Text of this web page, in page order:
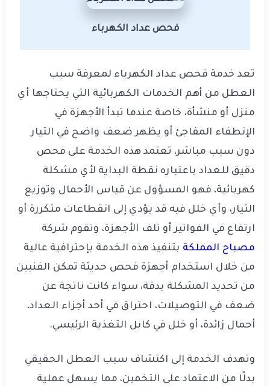
فحص عداد الكهرباء
تعد خدمة فحص عداد الكهرباء لمعرفة سبب
العطل من أهم الخدمات الكهربائية التي يحتاجها أي
منزل أو منشأة، خاصة عندما تبدأ الأجهزة في
الإنطفاء المفاجئ أو يظهر ضعف واضح في التيار
دون سبب مباشر، تعتمد هذه الخدمة على فحص
دقيق للعداد باعتباره نقطة البداية لأي مشكلة
كهربائية، فهو المسؤول عن قياس الأحمال وتوزيع
التيار، وأي خلل فيه قد يؤدي إلى انقطاعات متكررة أو
ارتفاع في الفواتير أو تلف الأجهزة، وتقوم شركة
مصباح المملكة بتنفيذ هذه الخدمة بإحترافية عالية
من خلال استخدام أجهزة فحص حديثة تمكن الفنيين
من تحديد المشكلة بدقة، سواء كانت ناتجة عن
ضعف في التوصيلات، احتراق في أحد أجزاء العداد،
أحمال زائدة، أو خلل في كابل التغذية الرئيسي.
وتهدف الخدمة إلى اكتشاف سبب العطل الحقيقي
بدلًا من الاعتماد على التخمين، مما يسهل عملية